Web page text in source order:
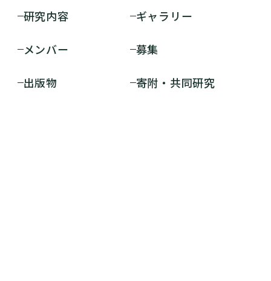
研究内容
メンバー
出版物
ギャラリー
募集
寄附・共同研究